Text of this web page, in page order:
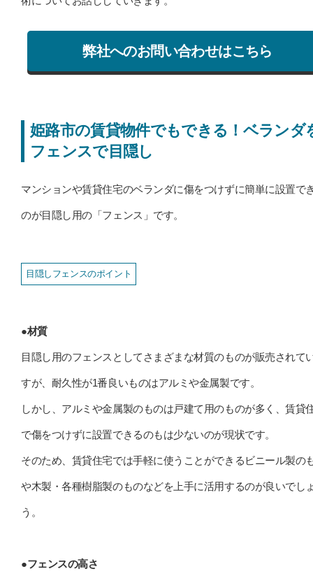
弊社へのお問い合わせはこちら
姫路市の賃貸物件でもできる！ベランダ
フェンスで目隠し
マンションや賃貸住宅のベランダに傷をつけずに簡単に設置で
のが目隠し用の「フェンス」です。
目隠しフェンスのポイント
●材質
目隠し用のフェンスとしてさまざまな材質のものが販売されて
すが、耐久性が1番良いものはアルミや金属製です。
しかし、アルミや金属製のものは戸建て用のものが多く、賃貸
で傷をつけずに設置できるのもは少ないのが現状です。
そのため、賃貸住宅では手軽に使うことができるビニール製の
や木製・各種樹脂製のものなどを上手に活用するのが良いでし
う。
●フェンスの高さ